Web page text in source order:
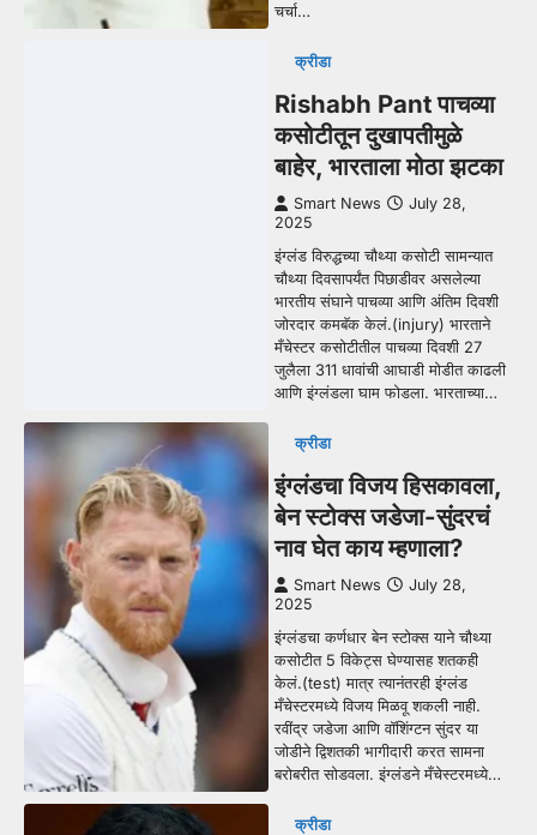
चर्चा…
क्रीडा
Rishabh Pant पाचव्या
कसोटीतून दुखापतीमुळे
बाहेर, भारताला मोठा झटका
Smart News
July 28,
2025
इंग्लंड विरुद्धच्या चौथ्या कसोटी सामन्यात
चौथ्या दिवसापर्यंत पिछाडीवर असलेल्या
भारतीय संघाने पाचव्या आणि अंतिम दिवशी
जोरदार कमबॅक केलं.(injury) भारताने
मँचेस्टर कसोटीतील पाचव्या दिवशी 27
जुलैला 311 धावांची आघाडी मोडीत काढली
आणि इंग्लंडला घाम फोडला. भारताच्या…
क्रीडा
इंग्लंडचा विजय हिसकावला,
बेन स्टोक्स जडेजा-सुंदरचं
नाव घेत काय म्हणाला?
Smart News
July 28,
2025
इंग्लंडचा कर्णधार बेन स्टोक्स याने चौथ्या
कसोटीत 5 विकेट्स घेण्यासह शतकही
केलं.(test) मात्र त्यानंतरही इंग्लंड
मँचेस्टरमध्ये विजय मिळवू शकली नाही.
रवींद्र जडेजा आणि वॉशिंग्टन सुंदर या
जोडीने द्विशतकी भागीदारी करत सामना
बरोबरीत सोडवला. इंग्लंडने मँचेस्टरमध्ये…
क्रीडा